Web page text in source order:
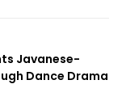
Javanese-
Dance Drama